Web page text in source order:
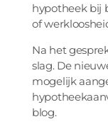
hypotheek bij
of
Na het
slag. De
mogelijk
blog.